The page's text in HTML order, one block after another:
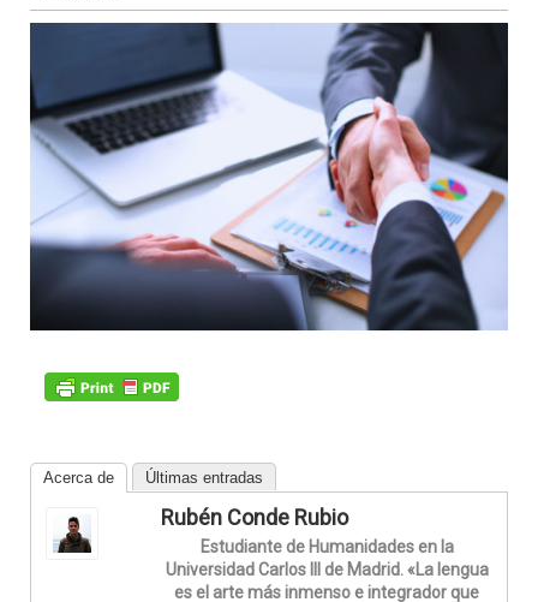
Acerca de Últimas entradas
Rubén Conde Rubio
Estudiante de Humanidades en la
Universidad Carlos III de Madrid. «La lengua
es el arte más inmenso e integrador que